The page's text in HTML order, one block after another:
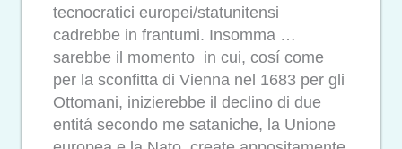
tecnocratici europei/statunitensi
cadrebbe in frantumi. Insomma …
sarebbe il momento in cui, cosí come
per la sconfitta di Vienna nel 1683 per gli
Ottomani, inizierebbe il declino di due
entitá secondo me sataniche, la Unione